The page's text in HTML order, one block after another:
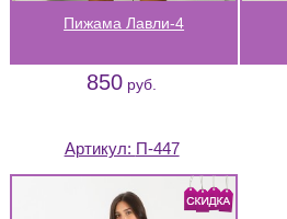
Пижама Лавли-4
850 руб.
Артикул: П-447